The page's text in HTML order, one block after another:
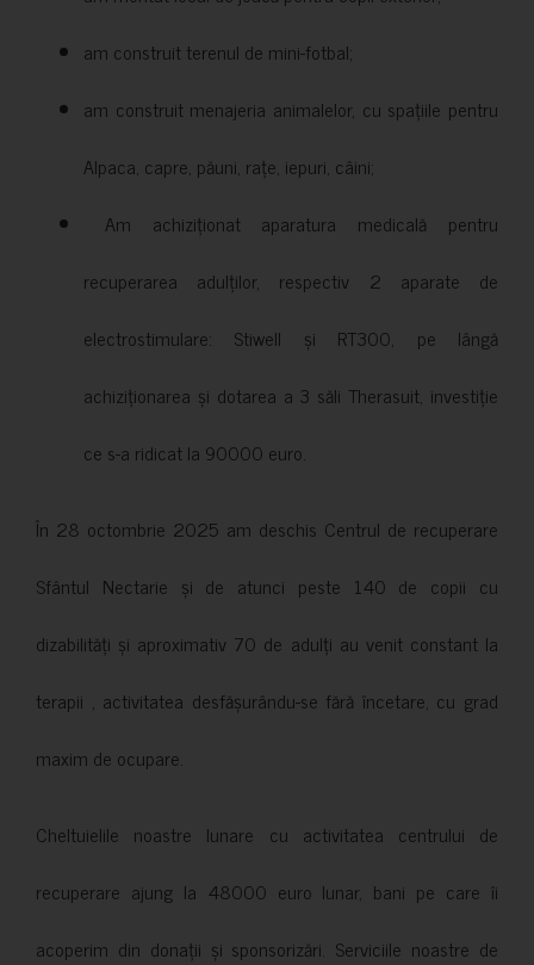
am construit terenul de mini-fotbal;
am construit menajeria animalelor, cu spațiile pentru
Alpaca, capre, păuni, rațe, iepuri, câini;
Am achiziționat aparatura medicală pentru
recuperarea adulților, respectiv 2 aparate de
electrostimulare: Stiwell și RT300, pe lângă
achiziționarea și dotarea a 3 săli Therasuit, investiție
ce s-a ridicat la 90000 euro.
În 28 octombrie 2025 am deschis Centrul de recuperare
Sfântul Nectarie și de atunci peste 140 de copii cu
dizabilități și aproximativ 70 de adulți au venit constant la
terapii , activitatea desfășurându-se fără încetare, cu grad
maxim de ocupare.
Cheltuielile noastre lunare cu activitatea centrului de
recuperare ajung la 48000 euro lunar, bani pe care îi
acoperim din donații și sponsorizări. Serviciile noastre de